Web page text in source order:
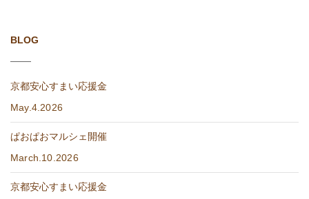
BLOG
京都安心すまい応援金
May.4.2026
ぱおぱおマルシェ開催
March.10.2026
京都安心すまい応援金